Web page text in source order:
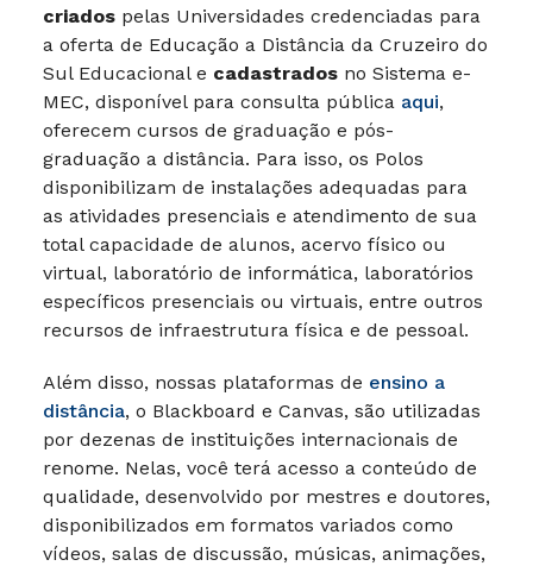
criados pelas Universidades credenciadas para
a oferta de Educação a Distância da Cruzeiro do
Sul Educacional e cadastrados no Sistema e-
MEC, disponível para consulta pública aqui,
oferecem cursos de graduação e pós-
graduação a distância. Para isso, os Polos
disponibilizam de instalações adequadas para
as atividades presenciais e atendimento de sua
total capacidade de alunos, acervo físico ou
virtual, laboratório de informática, laboratórios
específicos presenciais ou virtuais, entre outros
recursos de infraestrutura física e de pessoal.
Além disso, nossas plataformas de ensino a
distância, o Blackboard e Canvas, são utilizadas
por dezenas de instituições internacionais de
renome. Nelas, você terá acesso a conteúdo de
qualidade, desenvolvido por mestres e doutores,
disponibilizados em formatos variados como
vídeos, salas de discussão, músicas, animações,